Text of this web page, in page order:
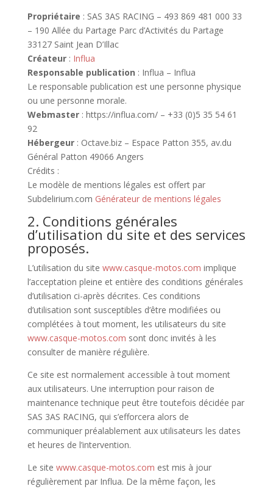
Propriétaire : SAS 3AS RACING – 493 869 481 000 33
– 190 Allée du Partage Parc d’Activités du Partage
33127 Saint Jean D’Illac
Créateur: Influa
Responsable publication : Influa – Influa
Le responsable publication est une personne physique
ou une personne morale.
Webmaster: https://influa.com/ – +33 (0)5 35 54 61
92
Hébergeur: Octave.biz – Espace Patton 355, av.du
Général Patton 49066 Angers
Crédits :
Le modèle de mentions légales est offert par
Subdelirium.com Générateur de mentions légales
2. Conditions générales
d’utilisation du site et des services
proposés.
L’utilisation du site www.casque-motos.com implique
l’acceptation pleine et entière des conditions générales
d’utilisation ci-après décrites. Ces conditions
d’utilisation sont susceptibles d’être modifiées ou
complétées à tout moment, les utilisateurs du site
www.casque-motos.com sont donc invités à les
consulter de manière régulière.
Ce site est normalement accessible à tout moment
aux utilisateurs. Une interruption pour raison de
maintenance technique peut être toutefois décidée par
SAS 3AS RACING, qui s’efforcera alors de
communiquer préalablement aux utilisateurs les dates
et heures de l’intervention.
Le site www.casque-motos.com est mis à jour
régulièrement par Influa. De la même façon, les